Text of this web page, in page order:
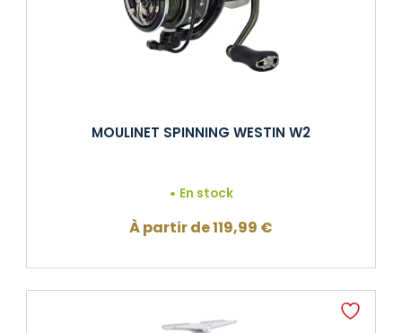
MOULINET SPINNING WESTIN W2
En stock
À partir de119,99 €